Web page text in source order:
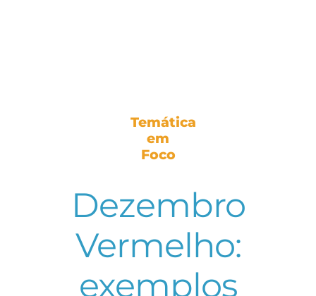
Temática
em
Foco
Dezembro
Vermelho:
exemplos